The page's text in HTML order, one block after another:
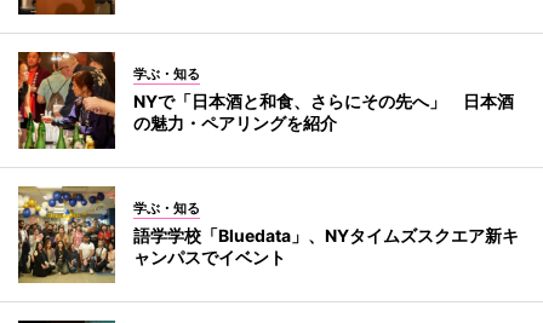
学ぶ・知る
NYで「日本酒と和食、さらにその先へ」 日本酒
の魅力・ペアリングを紹介
学ぶ・知る
語学学校「Bluedata」、NYタイムズスクエア新キ
ャンパスでイベント